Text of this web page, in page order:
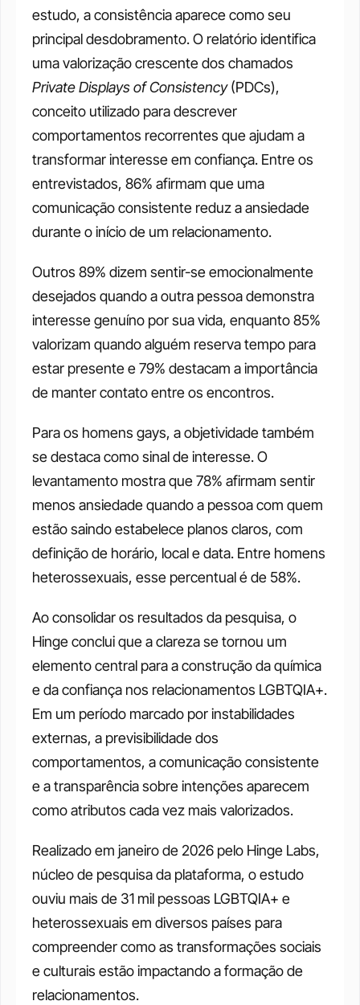
estudo, a consistência aparece como seu
principal desdobramento. O relatório identifica
Private Displays of Consistency (PDCs),
conceito utilizado para descrever
comportamentos recorrentes que ajudam a
transformar interesse em confiança. Entre os
entrevistados, 86% afirmam que uma
comunicação consistente reduz a ansiedade
durante o início de um relacionamento.
Outros 89% dizem sentir-se emocionalmente
desejados quando a outra pessoa demonstra
interesse genuíno por sua vida, enquanto 85%
valorizam quando alguém reserva tempo para
estar presente e 79% destacam a importância
de manter contato entre os encontros.
Para os homens gays, a objetividade também
se destaca como sinal de interesse. O
levantamento mostra que 78% afirmam sentir
menos ansiedade quando a pessoa com quem
estão saindo estabelece planos claros, com
definição de horário, local e data. Entre homens
heterossexuais, esse percentual é de 58%.
Ao consolidar os resultados da pesquisa, o
Hinge conclui que a clareza se tornou um
elemento central para a construção da química
e da confiança nos relacionamentos LGBTQIA+.
Em um período marcado por instabilidades
externas, a previsibilidade dos
comportamentos, a comunicação consistente
e a transparência sobre intenções aparecem
como atributos cada vez mais valorizados.
Realizado em janeiro de 2026 pelo Hinge Labs,
núcleo de pesquisa da plataforma, o estudo
ouviu mais de 31 mil pessoas LGBTQIA+ e
heterossexuais em diversos países para
compreender como as transformações sociais
e culturais estão impactando a formação de
relacionamentos.